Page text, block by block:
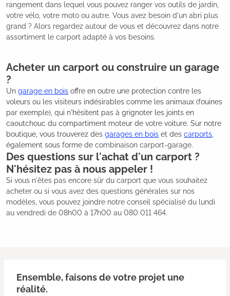
rangement dans lequel vous pouvez ranger vos outils de jardin,
votre vélo, votre moto ou autre. Vous avez besoin d'un abri plus
grand ? Alors regardez autour de vous et découvrez dans notre
assortiment le carport adapté à vos besoins.
Acheter un carport ou construire un garage
?
Un garage en bois offre en outre une protection contre les
voleurs ou les visiteurs indésirables comme les animaux (fouines
par exemple), qui n'hésitent pas à grignoter les joints en
caoutchouc du compartiment moteur de votre voiture. Sur notre
boutique, vous trouverez des garages en bois et des carports,
également sous forme de combinaison carport-garage.
Des questions sur l'achat d'un carport ?
N'hésitez pas à nous appeler !
Si vous n'êtes pas encore sûr du carport que vous souhaitez
acheter ou si vous avez des questions générales sur nos
modèles, vous pouvez joindre notre conseil spécialisé du lundi
au vendredi de 08h00 à 17h00 au 080 011 464.
Ensemble, faisons de votre projet une
réalité.